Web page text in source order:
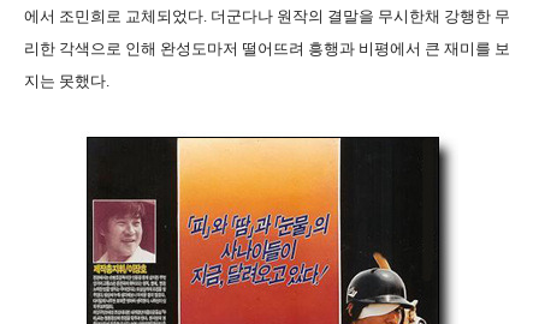
에서 조민희로 교체되었다. 더군다나 원작의 결말을 무시한채 강행한 무
리한 각색으로 인해 완성도마저 떨어뜨려 흥행과 비평에서 큰 재미를 보
지는 못했다.